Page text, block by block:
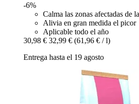
-6%
Calma las zonas afectadas de
Alivia en gran medida el picor
Aplicable todo el año
30,98 € 32,99 € (61,96 € / l)
Entrega hasta el 19 agosto